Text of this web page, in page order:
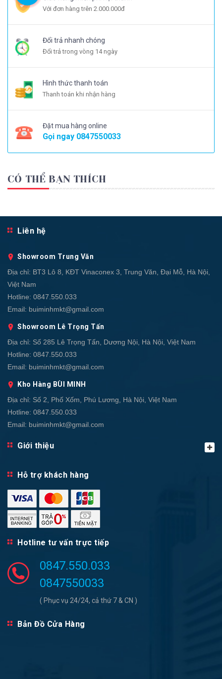
Với đơn hàng trên 2.000.000đ
Đổi trả nhanh chóng
Đổi trả trong vòng 14 ngày
Hình thức thanh toán
Thanh toán khi nhận hàng
Đặt mua hàng online
Gọi ngay 0847550033
CÓ THỂ BẠN THÍCH
Liên hệ
Showroom Trung Văn
Địa chỉ: BT3 Lô 8, KĐT Vinaconex 3, Trung Văn, Đại Mỗ, Hà Nội,
Việt Nam
Hotline: 0847.550.033
Email: buiminhmkt@gmail.com
Showroom Lê Trọng Tấn
Địa chỉ: Số 285 Lê Trọng Tấn, Dương Nội, Hà Nội, Việt Nam
Hotline: 0847.550.033
Email: buiminhmkt@gmail.com
Kho Hàng BÙI MINH
Địa chỉ: Số 2, Phố Xốm, Phú Lương, Hà Nội, Việt Nam
Hotline: 0847.550.033
Email: buiminhmkt@gmail.com
Giới thiệu
Hỗ trợ khách hàng
Hotline tư vấn trực tiếp
0847.550.033
0847550033
( Phục vụ 24/24, cả thứ 7 & CN )
Bản Đồ Cửa Hàng